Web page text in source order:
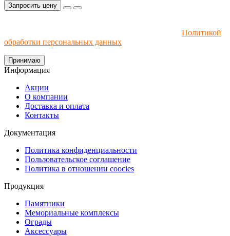
Запросить цену
Политикой
обработки персональных данных
Принимаю
Информация
Акции
О компании
Доставка и оплата
Контакты
Документация
Политика конфиденциальности
Пользовательское соглашение
Политика в отношении coocies
Продукция
Памятники
Мемориальные комплексы
Ограды
Аксессуары